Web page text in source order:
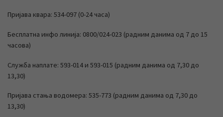
Пријава квара: 534-097 (0-24 часа)
Бесплатна инфо линија: 0800/024-023 (радним данима од 7 до 15
часова)
Служба наплате: 593-014 и 593-015 (радним данима од 7,30 до
13,30)
Пријава стања водомера: 535-773 (радним данима од 7,30 до
13,30)